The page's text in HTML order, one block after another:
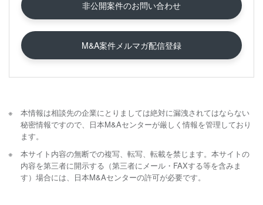
非公開案件のお問い合わせ
M&A案件メルマガ配信登録
本情報は相談先の企業にとりましては絶対に漏洩されてはならない
秘密情報ですので、日本M&Aセンターが厳しく情報を管理しており
ます。
本サイト内容の無断での複写、転写、転載を禁じます。本サイトの
内容を第三者に開示する（第三者にメール・FAXする等を含みま
す）場合には、日本M&Aセンターの許可が必要です。